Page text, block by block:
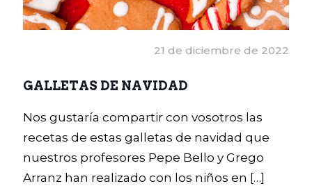
21 de diciembre de 2022
GALLETAS DE NAVIDAD
Nos gustaría compartir con vosotros las
recetas de estas galletas de navidad que
nuestros profesores Pepe Bello y Grego
Arranz han realizado con los niños en […]